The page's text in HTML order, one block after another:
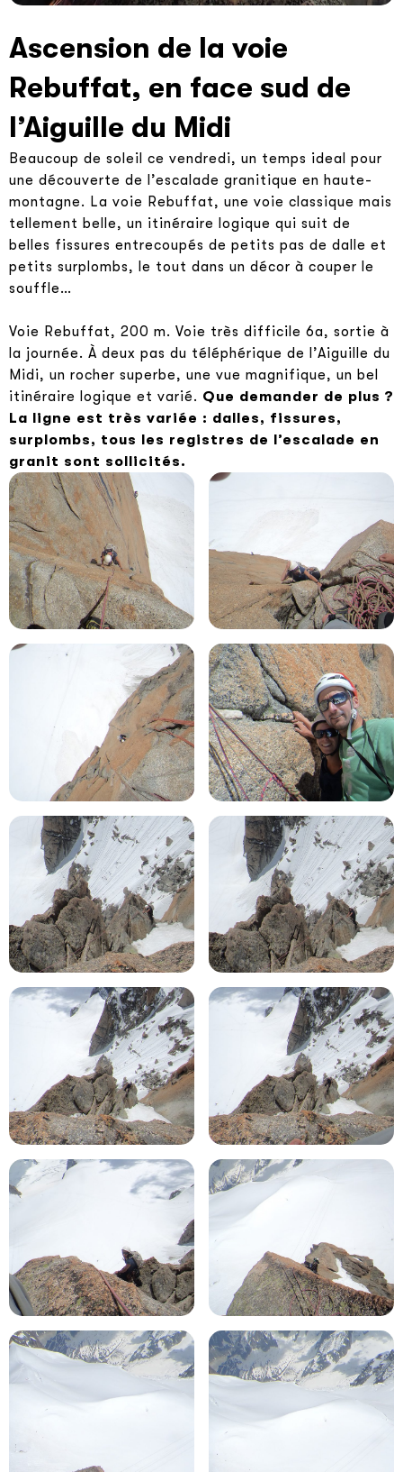
Ascension de la voie
Rebuffat, en face sud de
l’Aiguille du Midi
Beaucoup de soleil ce vendredi, un temps ideal pour
une découverte de l’escalade granitique en haute-
montagne. La voie Rebuffat, une voie classique mais
tellement belle, un itinéraire logique qui suit de
belles fissures entrecoupés de petits pas de dalle et
petits surplombs, le tout dans un décor à couper le
souffle…
Voie Rebuffat, 200 m. Voie très difficile 6a, sortie à
la journée. À deux pas du téléphérique de l’Aiguille du
Midi, un rocher superbe, une vue magnifique, un bel
itinéraire logique et varié. Que demander de plus ?
La ligne est très variée : dalles, fissures,
surplombs, tous les registres de l’escalade en
granit sont sollicités.